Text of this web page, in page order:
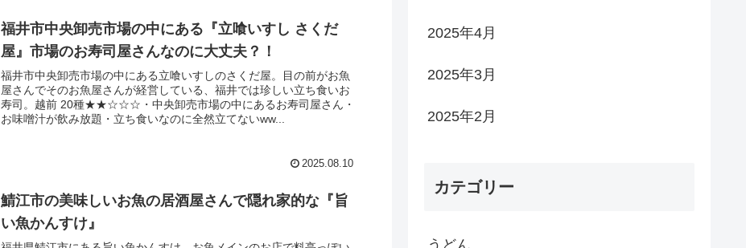
福井市中央卸売市場の中にある『立喰いすし さくだ
屋』市場のお寿司屋さんなのに大丈夫？！
福井市中央卸売市場の中にある立喰いすしのさくだ屋。目の前がお魚
屋さんでそのお魚屋さんが経営している、福井では珍しい立ち食いお
寿司。越前 20種★★☆☆☆・中央卸売市場の中にあるお寿司屋さん・
お味噌汁が飲み放題・立ち食いなのに全然立てないww...
2025.08.10
鯖江市の美味しいお魚の居酒屋さんで隠れ家的な『旨
い魚かんすけ』
2025年4月
2025年3月
2025年2月
カテゴリー